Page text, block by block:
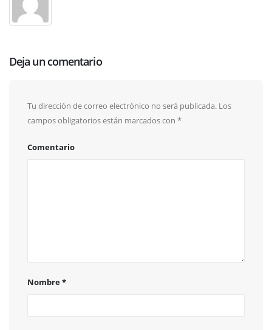
Deja un comentario
Tu dirección de correo electrónico no será publicada. Los
campos obligatorios están marcados con *
Comentario
Nombre*